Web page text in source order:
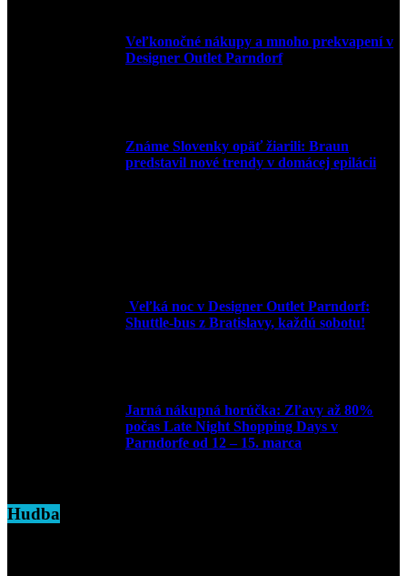
Veľkonočné nákupy a mnoho prekvapení v
Designer Outlet Parndorf
Známe Slovenky opäť žiarili: Braun
predstavil nové trendy v domácej epilácii
Veľká noc v Designer Outlet Parndorf:
Shuttle-bus z Bratislavy, každú sobotu!
Jarná nákupná horúčka: Zľavy až 80%
počas Late Night Shopping Days v
Parndorfe od 12 – 15. marca
Hudba